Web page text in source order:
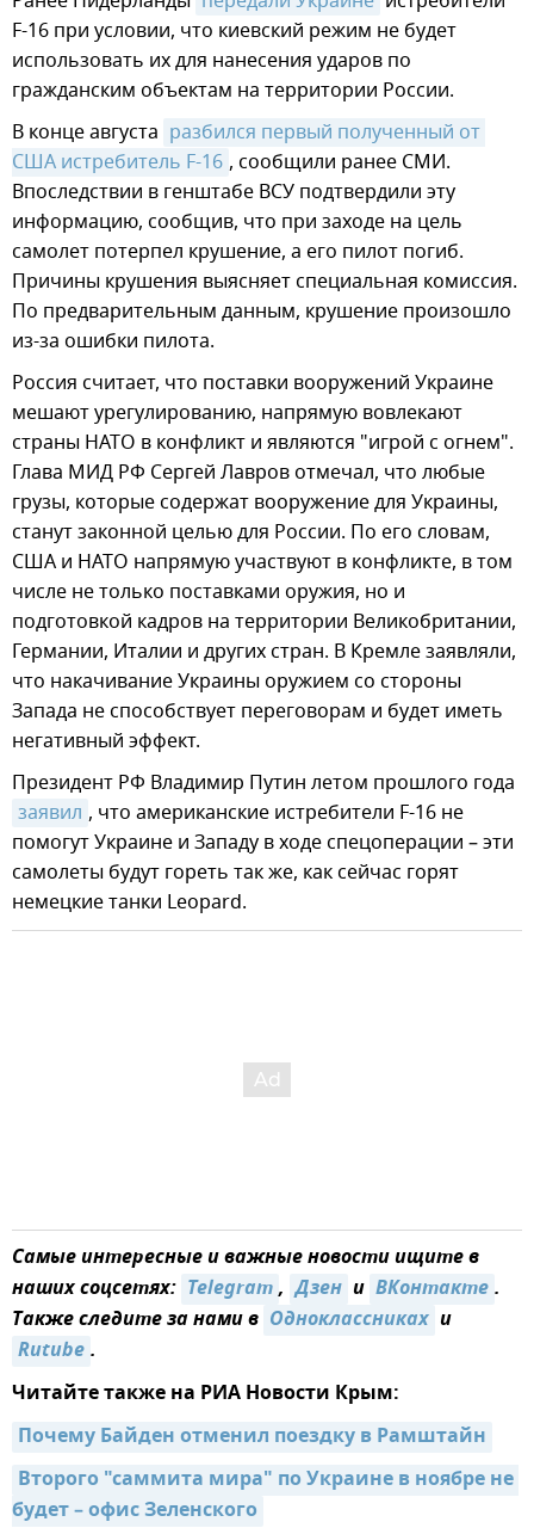
F-16 при условии, что киевский режим не будет
использовать их для нанесения ударов по
гражданским объектам на территории России.
В конце августа разбился первый полученный от
США истребитель F-16 , сообщили ранее СМИ.
Впоследствии в генштабе ВСУ подтвердили эту
информацию, сообщив, что при заходе на цель
самолет потерпел крушение, а его пилот погиб.
Причины крушения выясняет специальная комиссия.
По предварительным данным, крушение произошло
из-за ошибки пилота.
Россия считает, что поставки вооружений Украине
мешают урегулированию, напрямую вовлекают
страны НАТО в конфликт и являются "игрой с огнем".
Глава МИД РФ Сергей Лавров отмечал, что любые
грузы, которые содержат вооружение для Украины,
станут законной целью для России. По его словам,
США и НАТО напрямую участвуют в конфликте, в том
числе не только поставками оружия, но и
подготовкой кадров на территории Великобритании,
Германии, Италии и других стран. В Кремле заявляли,
что накачивание Украины оружием со стороны
Запада не способствует переговорам и будет иметь
негативный эффект.
Президент РФ Владимир Путин летом прошлого года
заявил , что американские истребители F-16 не
помогут Украине и Западу в ходе спецоперации – эти
самолеты будут гореть так же, как сейчас горят
немецкие танки Leopard.
Самые интересные и важные новости ищите в
наших соцсетях: Telegram, Дзен и ВКонтакте.
Также следите за нами в Одноклассниках и
Rutube.
Читайте также на РИА Новости Крым:
Почему Байден отменил поездку в Рамштайн
Второго "саммита мира" по Украине в ноябре не
будет – офис Зеленского